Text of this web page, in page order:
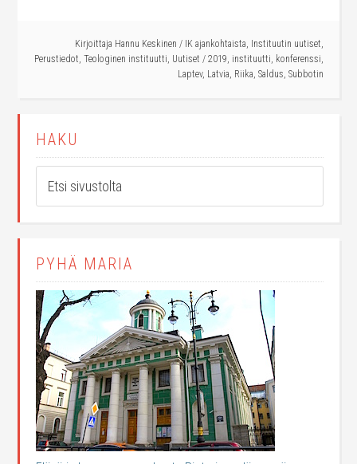
Kirjoittaja Hannu Keskinen / IK ajankohtaista, Instituutin uutiset,
Perustiedot, Teologinen instituutti, Uutiset / 2019, instituutti, konferenssi,
Laptev, Latvia, Riika, Saldus, Subbotin
HAKU
PYHÄ MARIA